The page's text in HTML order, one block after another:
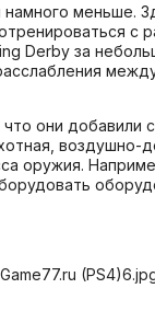
с
Derby за
они
воздушно-
оружия.